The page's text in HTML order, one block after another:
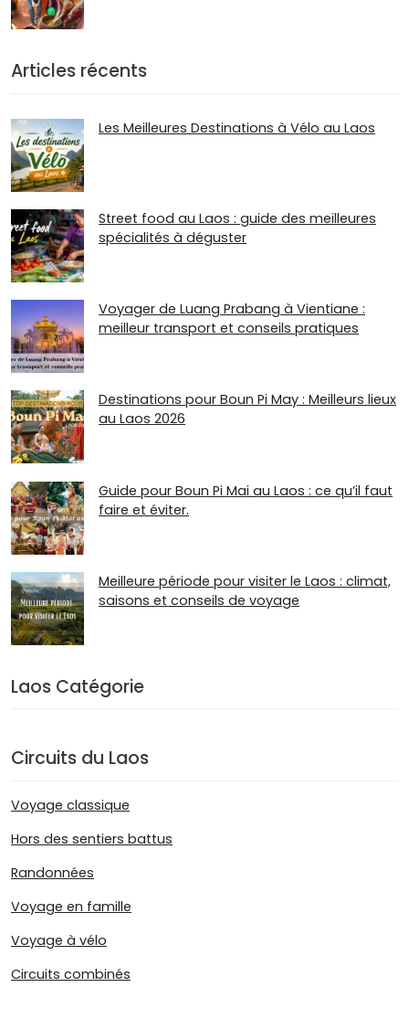
Articles récents
Les Meilleures Destinations à Vélo au Laos
Street food au Laos : guide des meilleures
spécialités à déguster
Voyager de Luang Prabang à Vientiane :
meilleur transport et conseils pratiques
Destinations pour Boun Pi May : Meilleurs lieux
au Laos 2026
Guide pour Boun Pi Mai au Laos : ce qu’il faut
faire et éviter.
Meilleure période pour visiter le Laos : climat,
saisons et conseils de voyage
Laos Catégorie
Circuits du Laos
Voyage classique
Hors des sentiers battus
Randonnées
Voyage en famille
Voyage à vélo
Circuits combinés